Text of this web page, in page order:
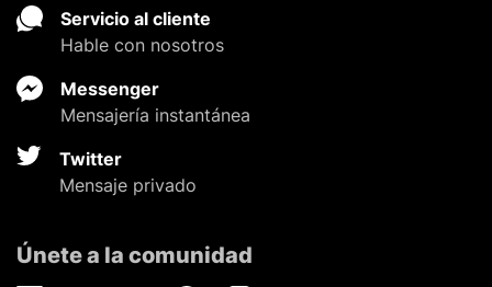
Servicio al cliente
Hable con nosotros
Messenger
Mensajería instantánea
Twitter
Mensaje privado
Únete a la comunidad